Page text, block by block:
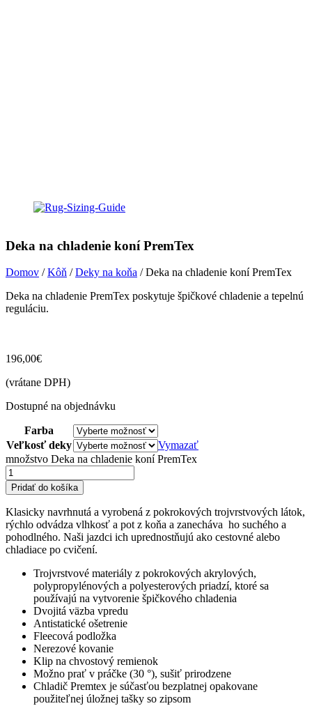
Deka na chladenie koní PremTex
Domov /Kôň /Deky na koňa / Deka na chladenie koní PremTex
Deka na chladenie PremTex poskytuje špičkové chladenie a tepelnú
reguláciu.
196,00€
(vrátane DPH)
Dostupné na objednávku
Farba
Veľkosť deky
Vymazať
množstvo Deka na chladenie koní PremTex
Pridať do košíka
Klasicky navrhnutá a vyrobená z pokrokových trojvrstvových látok,
rýchlo odvádza vlhkosť a pot z koňa a zanecháva ho suchého a
pohodlného. Naši jazdci ich uprednostňujú ako cestovné alebo
chladiace po cvičení.
Trojvrstvové materiály z pokrokových akrylových,
polypropylénových a polyesterových priadzí, ktoré sa
používajú na vytvorenie špičkového chladenia
Dvojitá väzba vpredu
Antistatické ošetrenie
Fleecová podložka
Nerezové kovanie
Klip na chvostový remienok
Možno prať v práčke (30 °), sušiť prirodzene
Chladič Premtex je súčasťou bezplatnej opakovane
použiteľnej úložnej tašky so zipsom